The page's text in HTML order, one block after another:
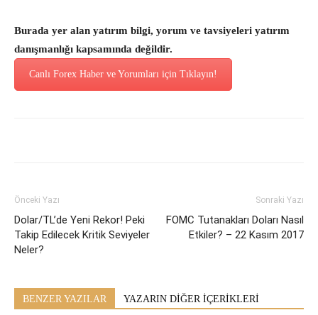
Burada yer alan yatırım bilgi, yorum ve tavsiyeleri yatırım
danışmanlığı kapsamında değildir.
Canlı Forex Haber ve Yorumları için Tıklayın!
Önceki Yazı
Dolar/TL’de Yeni Rekor! Peki
Takip Edilecek Kritik Seviyeler
Neler?
Sonraki Yazı
FOMC Tutanakları Doları Nasıl
Etkiler? – 22 Kasım 2017
BENZER YAZILAR YAZARIN DİĞER İÇERİKLERİ